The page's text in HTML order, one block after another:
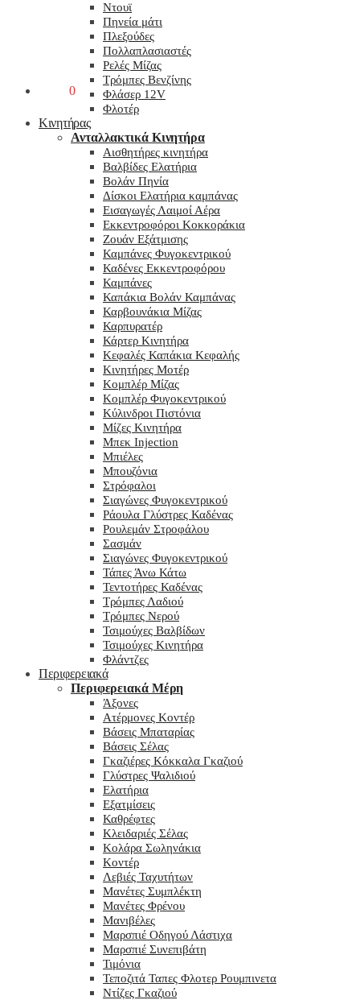
0
Ντουϊ
Πηνεία μάτι
Πλεξούδες
Πολλαπλασιαστές
Ρελές Μίζας
Τρόμπες Βενζίνης
Φλάσερ 12V
Φλοτέρ
Κινητήρας
Ανταλλακτικά Κινητήρα
Αισθητήρες κινητήρα
Βαλβίδες Ελατήρια
Βολάν Πηνία
Δίσκοι Ελατήρια καμπάνας
Εισαγωγές Λαιμοί Αέρα
Εκκεντροφόροι Κοκκοράκια
Ζουάν Εξάτμισης
Καμπάνες Φυγοκεντρικού
Καδένες Εκκεντροφόρου
Καμπάνες
Καπάκια Βολάν Καμπάνας
Καρβουνάκια Μίζας
Καρπυρατέρ
Κάρτερ Κινητήρα
Κεφαλές Καπάκια Κεφαλής
Κινητήρες Μοτέρ
Κομπλέρ Μίζας
Κομπλέρ Φυγοκεντρικού
Κύλινδροι Πιστόνια
Μίζες Κινητήρα
Μπεκ Injection
Μπιέλες
Μπουζόνια
Στρόφαλοι
Σιαγώνες Φυγοκεντρικού
Ράουλα Γλύστρες Καδένας
Ρουλεμάν Στροφάλου
Σασμάν
Σιαγώνες Φυγοκεντρικού
Τάπες Άνω Κάτω
Τεντοτήρες Καδένας
Τρόμπες Λαδιού
Τρόμπες Νερού
Τσιμούχες Βαλβίδων
Τσιμούχες Κινητήρα
Φλάντζες
Περιφερειακά
Περιφερειακά Μέρη
Άξονες
Ατέρμονες Κοντέρ
Βάσεις Μπαταρίας
Βάσεις Σέλας
Γκαζιέρες Κόκκαλα Γκαζιού
Γλύστρες Ψαλιδιού
Ελατήρια
Εξατμίσεις
Καθρέφτες
Κλειδαριές Σέλας
Κολάρα Σωληνάκια
Κοντέρ
Λεβιές Ταχυτήτων
Μανέτες Συμπλέκτη
Μανέτες Φρένου
Μανιβέλες
Μαρσπιέ Οδηγού Λάστιχα
Μαρσπιέ Συνεπιβάτη
Τιμόνια
Τεποζιτά Ταπες Φλοτερ Ρουμπινετα
Ντίζες Γκαζιού